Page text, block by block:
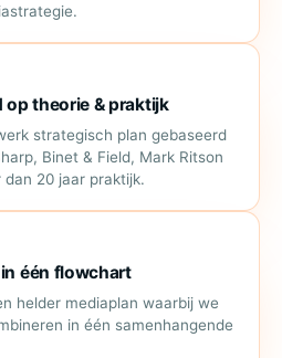
op theorie & praktijk
strategisch plan gebaseerd
Binet & Field, Mark Ritson
20 jaar praktijk.
één flowchart
helder mediaplan waarbij we
in één samenhangende